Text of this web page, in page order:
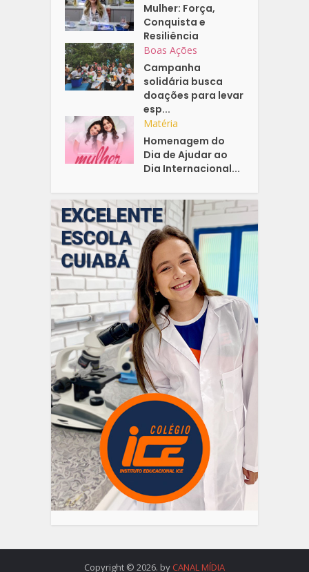
Mulher: Força,
Conquista e
Resiliência
Boas Ações
Campanha
solidária busca
doações para levar
esp...
Matéria
Homenagem do
Dia de Ajudar ao
Dia Internacional...
Copyright © 2026. by CANAL MÍDIA